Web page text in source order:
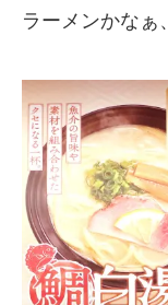
ラーメンかな